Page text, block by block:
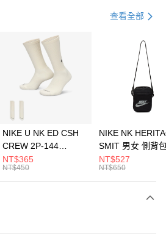
21家銀行
第一商業銀行
彰化商業銀行
查看全部
NIKE U NK ED CSH
CREW 2P-144
EMBRDY 男女 短統襪
FZ3073133
NT$365
NT$450
NIKE NK
SMIT 男女 側背
BA5871010
NT$527
NT$650